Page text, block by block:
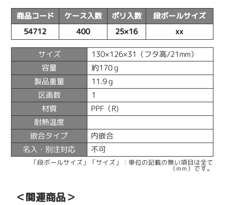
商品コード ケース入数 ポリ入数 段ボールサイズ
54712 400 25×16 xx
サイズ 130×126×31（フタ高/21mm）
容量 約170ｇ
製品重量 11.9ｇ
区画数 1
材質 PPF（R)
耐熱温度
嵌合タイプ 内嵌合
名入・別注対応 不可
「段ボールサイズ」「サイズ」：単位の記載の無い項目は全て
（mm）です。
＜関連商品＞